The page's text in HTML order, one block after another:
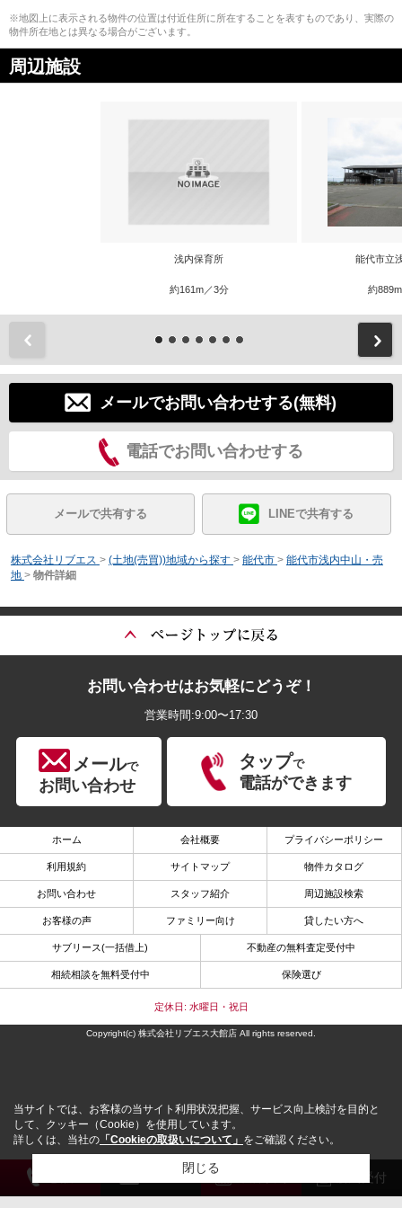
※地図上に表示される物件の位置は付近住所に所在することを表すものであり、実際の
物件所在地とは異なる場合がございます。
周辺施設
浅内保育所
約161m／3分
能代市立
約
メールでお問い合わせする(無料)
電話でお問い合わせする
メールで共有する LINEで共有する
株式会社リブエス > (土地(売買))地域から探す > 能代市 > 能代市浅内中山・売
地 > 物件詳細
解約受付
お問い合わせはお気軽にどうぞ！
営業時間:9:00〜17:30
メールで
お問い合わせ
タップで
電話ができます
ホーム 会社概要 プライバシーポリシー
利用規約 サイトマップ 物件カタログ
お問い合わせ スタッフ紹介 周辺施設検索
お客様の声 ファミリー向け 貸したい方へ
サブリース(一括借上) 不動産の無料査定受付中
相続相談を無料受付中 保険選び
定休日: 水曜日・祝日
Copyright(c) 株式会社リブエス大館店 All rights reserved.
当サイトでは、お客様の当サイト利用状況把握、サービス向上検討を目的と
して、クッキー（Cookie）を使用しています。
詳しくは、当社の 「Cookieの取扱いについて」 をご確認ください。
閉じる